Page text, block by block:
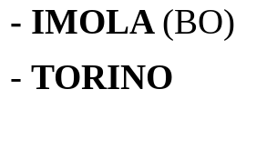
- IMOLA (BO)
- TORINO